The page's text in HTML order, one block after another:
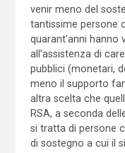
venir meno del
tantissime persone
quarant’anni hanno
all’assistenza di
pubblici (monetari,
meno il supporto
altra scelta che
RSA, a seconda
si tratta di persone
di sostegno a cui il